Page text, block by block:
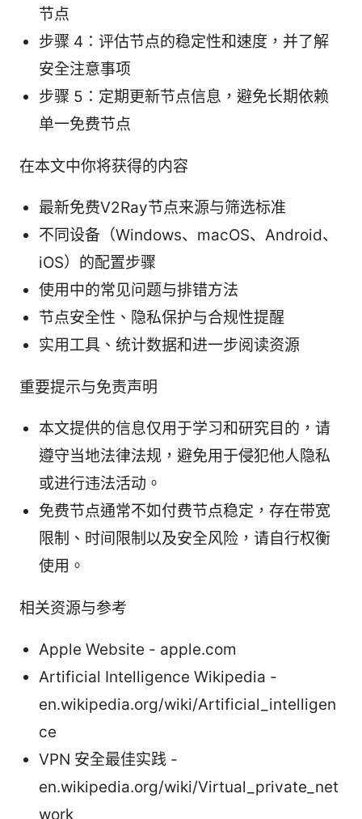
节点
步骤 4：评估节点的稳定性和速度，并了解
安全注意事项
步骤 5：定期更新节点信息，避免长期依赖
单一免费节点
在本文中你将获得的内容
最新免费V2Ray节点来源与筛选标准
不同设备（Windows、macOS、Android、
iOS）的配置步骤
使用中的常见问题与排错方法
节点安全性、隐私保护与合规性提醒
实用工具、统计数据和进一步阅读资源
重要提示与免责声明
本文提供的信息仅用于学习和研究目的，请
遵守当地法律法规，避免用于侵犯他人隐私
或进行违法活动。
免费节点通常不如付费节点稳定，存在带宽
限制、时间限制以及安全风险，请自行权衡
使用。
相关资源与参考
Apple Website - apple.com
Artificial Intelligence Wikipedia -
en.wikipedia.org/wiki/Artificial_intelligen
ce
VPN 安全最佳实践 -
en.wikipedia.org/wiki/Virtual_private_net
work